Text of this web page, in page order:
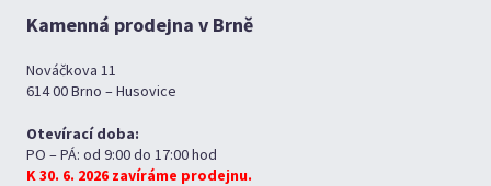
Kamenná prodejna v Brně
Nováčkova 11
614 00 Brno – Husovice
Otevírací doba:
PO – PÁ: od 9:00 do 17:00 hod
K 30. 6. 2026 zavíráme prodejnu.